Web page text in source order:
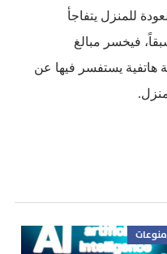
للمنزل يتفاجأ
فيخسر مبالغ
هاتفية يستفسر فيها عن
منوعات